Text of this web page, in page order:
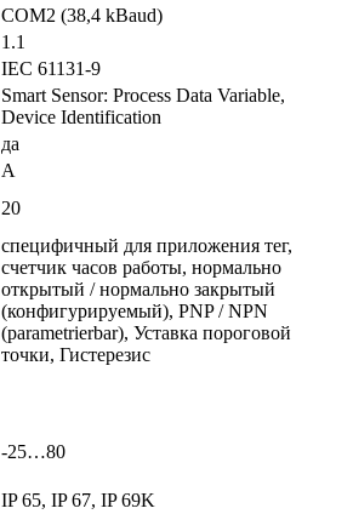
COM2 (38,4 kBaud)
1.1
IEC 61131-9
Smart Sensor: Process Data Variable,
Device Identification
да
A
20
специфичный для приложения тег,
счетчик часов работы, нормально
открытый / нормально закрытый
(конфигурируемый), PNP / NPN
(parametrierbar), Уставка пороговой
точки, Гистерезис
-25…80
IP 65, IP 67, IP 69K